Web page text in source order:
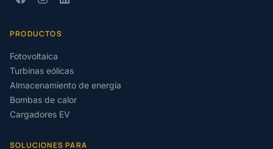
PRODUCTOS
Fotovoltaica
Turbinas eólicas
Almacenamiento de energía
Bombas de calor
Cargadores EV
SOLUCIONES PARA